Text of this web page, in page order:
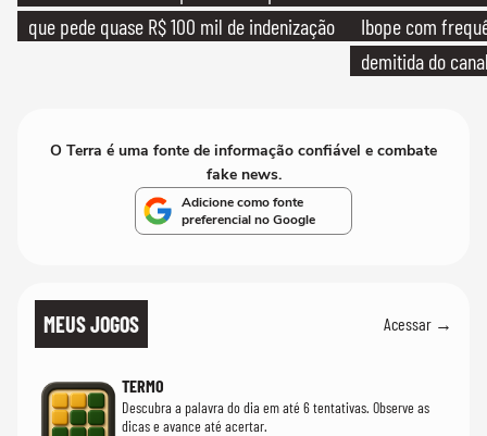
que pede quase R$ 100 mil de indenização
Ibope com
demitida do
O Terra é uma fonte de informação confiável e combate
fake news.
Adicione como fonte
preferencial no Google
MEUS JOGOS Acessar →
TERMO
Descubra a palavra do dia em até 6 tentativas. Observe as
dicas e avance até acertar.